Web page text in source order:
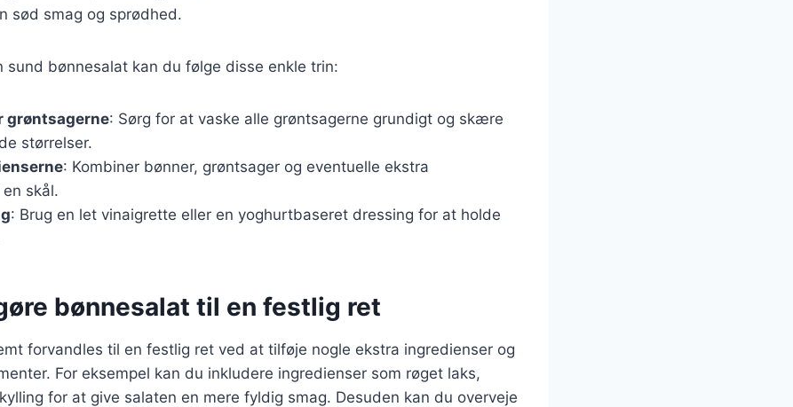
sød smag og sprødhed.
sund bønnesalat kan du følge disse enkle trin:
grøntsagerne: Sørg for at vaske alle grøntsagerne grundigt og skære
størrelser.
: Kombiner bønner, grøntsager og eventuelle ekstra
skål.
: Brug en let vinaigrette eller en yoghurtbaseret dressing for at holde
bønnesalat til en festlig ret
forvandles til en festlig ret ved at tilføje nogle ekstra ingredienser og
For eksempel kan du inkludere ingredienser som røget laks,
for at give salaten en mere fyldig smag. Desuden kan du overveje